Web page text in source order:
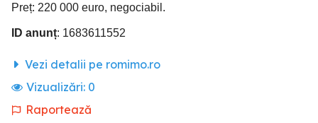
Preț: 220 000 euro, negociabil.
ID anunț: 1683611552
Vezi detalii pe romimo.ro
Vizualizări: 0
Raportează